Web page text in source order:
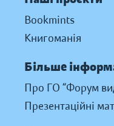
Bookmints
Книгоманія
Більше
Про ГО “Форум
Презентаційні